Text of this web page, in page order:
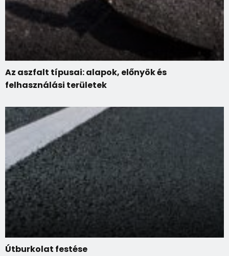
Az aszfalt típusai: alapok, előnyök és
felhasználási területek
Útburkolat festése